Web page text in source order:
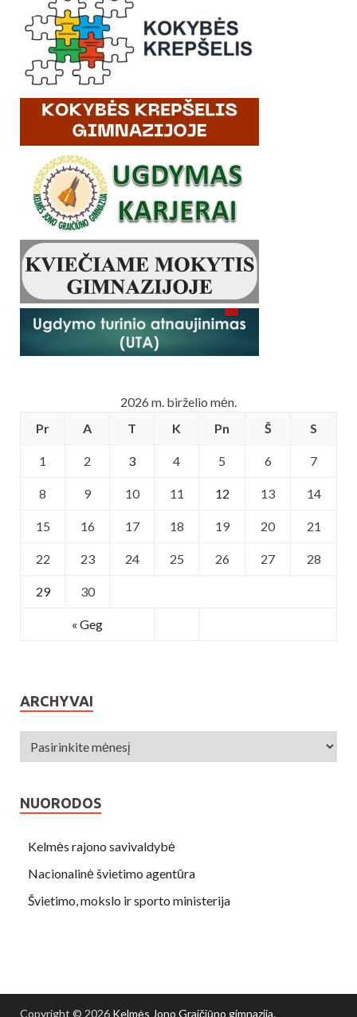
2026 m. birželio mėn.
Pr
A T K Pn Š S
« Geg
1 2 3 4 5 6 7
8 9 10 11 12 13 14
15 16 17 18 19 20 21
22 23 24 25 26 27 28
29 30
ARCHYVAI
NUORODOS
Kelmės rajono savivaldybė
Nacionalinė švietimo agentūra
Švietimo, mokslo ir sporto ministerija
Copyright © 2026 Kelmės Jono Graičiūno gimnazija.